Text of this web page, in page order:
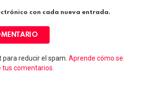
con cada nueva entrada.
reducir el spam. Aprende cómo se
comentarios.